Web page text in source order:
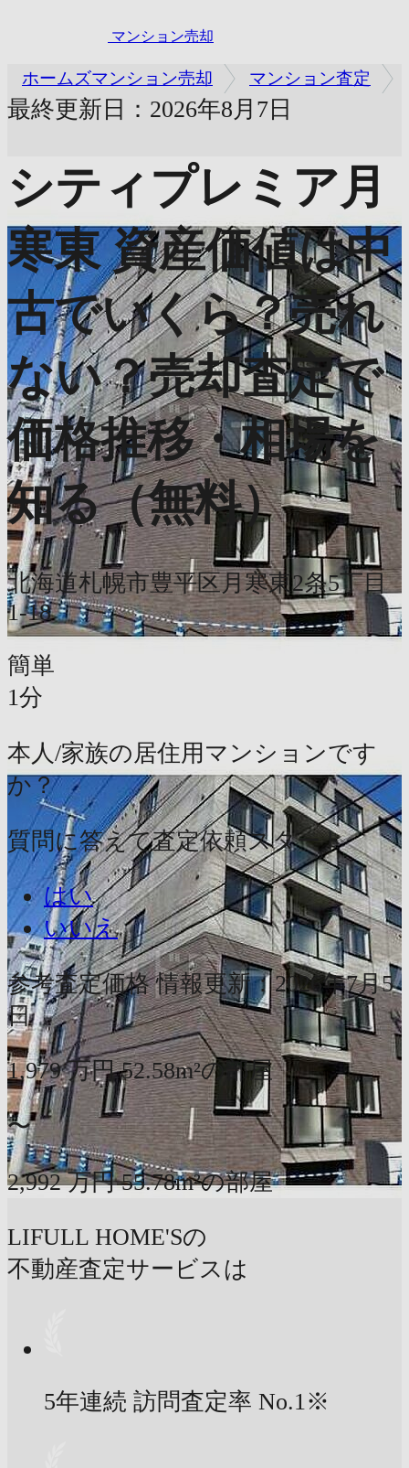
マンション売却
ホームズマンション売却 マンション査定
最終更新日：2026年8月7日
シティプレミア月
寒東 資産価値は中
古でいくら？売れ
ない？売却査定で
価格推移・相場を
知る（無料）
北海道札幌市豊平区月寒東2条5丁目
1-18
簡単
1分
本人/家族の居住用マンションです
か？
質問に答えて査定依頼スタート
はい
いいえ
参考査定価格 情報更新：2026年7月5
日
1,979 万円 52.58m²の部屋
〜
2,992 万円 55.78m²の部屋
LIFULL HOME'Sの
不動産査定サービスは
5年連続 訪問査定率 No.1※